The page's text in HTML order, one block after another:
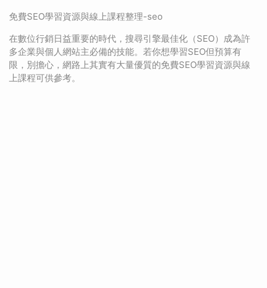
免費SEO學習資源與線上課程整理-seo
在數位行銷日益重要的時代，搜尋引擎最佳化（SEO）成為許
多企業與個人網站主必備的技能。若你想學習SEO但預算有
限，別擔心，網路上其實有大量優質的免費SEO學習資源與線
上課程可供參考。